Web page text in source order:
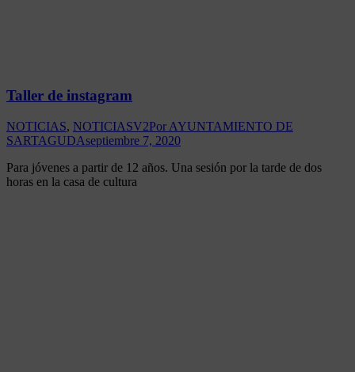
Taller de instagram
NOTICIAS, NOTICIASV2Por AYUNTAMIENTO DE
SARTAGUDAseptiembre 7, 2020
Para jóvenes a partir de 12 años. Una sesión por la tarde de dos
horas en la casa de cultura